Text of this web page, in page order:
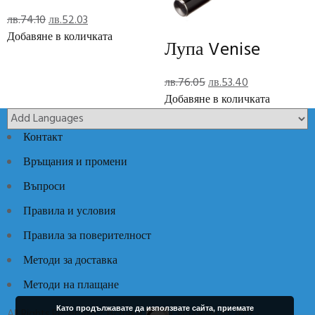
There are no reviews yet.
Add Review
Код: JPCFM822
Аксесоари
лв.74.10Original
price
лв.52.03Текущата
цена
Добавяне в количката Лупа Venise
лв.76.05Original
price
лв.76.05.
лв.53.40Текущата
цена
лв.53.40.
Добавяне в количката
Контакт
Връщания и промени
Въпроси
Правила и условия
Правила за поверителност
Методи за доставка
Методи на плащане
Като продължавате да използвате сайта, приемате